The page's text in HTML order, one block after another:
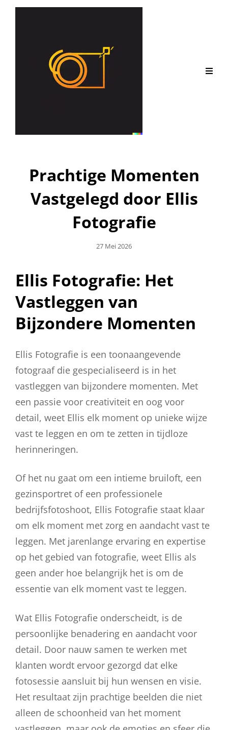
Prachtige Momenten
Vastgelegd door Ellis
Fotografie
Geplaatst
27 Mei 2026
Ellis Fotografie: Het
Vastleggen van
Bijzondere Momenten
Ellis Fotografie is een toonaangevende
fotograaf die gespecialiseerd is in het
vastleggen van bijzondere momenten. Met
een passie voor creativiteit en oog voor
detail, weet Ellis elk moment op unieke wijze
vast te leggen en om te zetten in tijdloze
herinneringen.
Of het nu gaat om een intieme bruiloft, een
gezinsportret of een professionele
bedrijfsfotoshoot, Ellis Fotografie staat klaar
om elk moment met zorg en aandacht vast te
leggen. Met jarenlange ervaring en expertise
op het gebied van fotografie, weet Ellis als
geen ander hoe belangrijk het is om de
essentie van elk moment vast te leggen.
Wat Ellis Fotografie onderscheidt, is de
persoonlijke benadering en aandacht voor
detail. Door nauw samen te werken met
klanten wordt ervoor gezorgd dat elke
fotosessie aansluit bij hun wensen en visie.
Het resultaat zijn prachtige beelden die niet
alleen de schoonheid van het moment